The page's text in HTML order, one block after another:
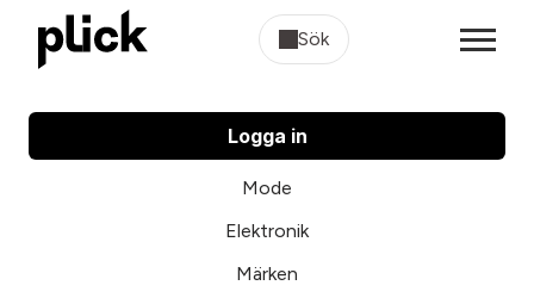
Sök
Logga in
Mode
Elektronik
Märken